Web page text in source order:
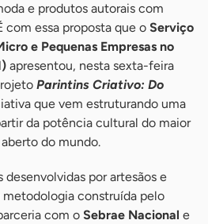
e produtos autorais com
com essa proposta que o Serviço
e Pequenas Empresas no
apresentou, nesta sexta-feira
Parintins Criativo: Do
que vem estruturando uma
da potência cultural do maior
do mundo.
por artesãos e
construída pelo
com o Sebrae Nacional e